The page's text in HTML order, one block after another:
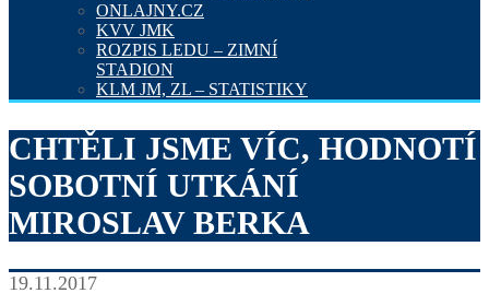
ONLAJNY.CZ
KVV JMK
ROZPIS LEDU – ZIMNÍ
STADION
KLM JM, ZL – STATISTIKY
CHTĚLI JSME VÍC, HODNOTÍ
SOBOTNÍ UTKÁNÍ
MIROSLAV BERKA
19.11.2017